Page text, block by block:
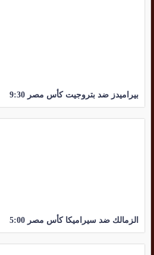
بيراميدز ضد بتروجيت كأس مصر 9:30
الزمالك ضد سيراميكا كأس مصر 5:00